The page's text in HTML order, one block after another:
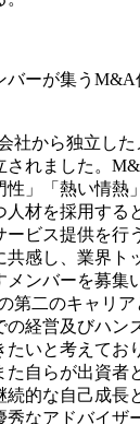
バーが集うM&A
社から独立した
されました。
」「熱い情熱
材を採用する
ービス提供を行
共感し、業界ト
メンバーを募集
第二のキャリ
経営及びハン
いと考えてお
た自らが出資者
的な自己成長
なアドバイザ